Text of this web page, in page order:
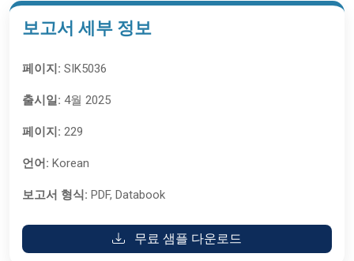
보고서 세부 정보
페이지: SIK5036
출시일: 4월 2025
페이지: 229
언어: Korean
보고서 형식: PDF, Databook
무료 샘플 다운로드